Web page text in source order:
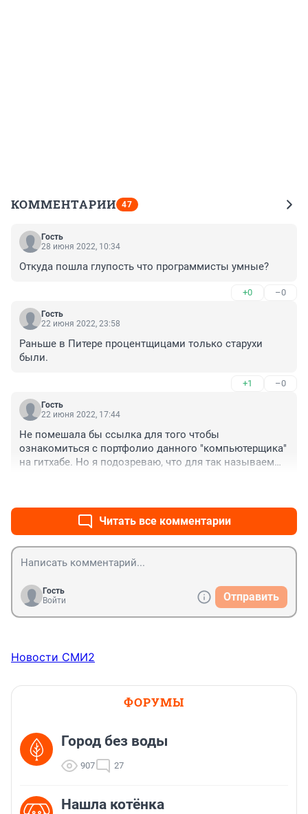
КОММЕНТАРИИ 47
Гость
28 июня 2022, 10:34
Откуда пошла глупость что программисты умные?
+0 –0
Гость
22 июня 2022, 23:58
Раньше в Питере процентщицами только старухи
были.
+1 –0
Гость
22 июня 2022, 17:44
Не помешала бы ссылка для того чтобы
ознакомиться с портфолио данного "компьютерщика"
на гитхабе. Но я подозреваю, что для так называемых
Читать все комментарии
Гость
Войти
Отправить
Новости СМИ2
ФОРУМЫ
Город без воды
907 27
Нашла котёнка